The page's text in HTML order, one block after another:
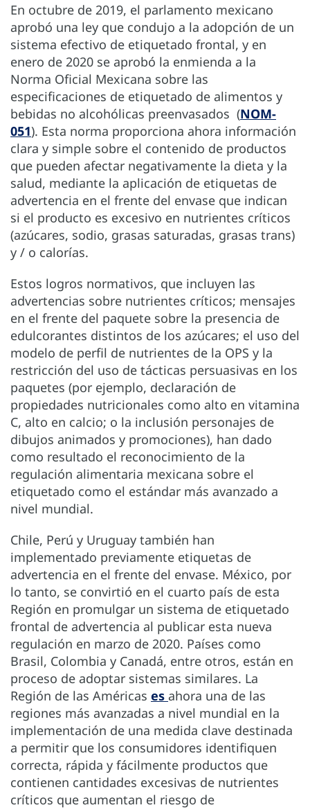
En octubre de 2019, el parlamento mexicano
aprobó una ley que condujo a la adopción de un
sistema efectivo de etiquetado frontal, y en
enero de 2020 se aprobó la enmienda a la
Norma Oficial Mexicana sobre las
especificaciones de etiquetado de alimentos y
bebidas no alcohólicas preenvasados (NOM-
051). Esta norma proporciona ahora información
clara y simple sobre el contenido de productos
que pueden afectar negativamente la dieta y la
salud, mediante la aplicación de etiquetas de
advertencia en el frente del envase que indican
si el producto es excesivo en nutrientes críticos
(azúcares, sodio, grasas saturadas, grasas trans)
y / o calorías.
Estos logros normativos, que incluyen las
advertencias sobre nutrientes críticos; mensajes
en el frente del paquete sobre la presencia de
edulcorantes distintos de los azúcares; el uso del
modelo de perfil de nutrientes de la OPS y la
restricción del uso de tácticas persuasivas en los
paquetes (por ejemplo, declaración de
propiedades nutricionales como alto en vitamina
C, alto en calcio; o la inclusión personajes de
dibujos animados y promociones), han dado
como resultado el reconocimiento de la
regulación alimentaria mexicana sobre el
etiquetado como el estándar más avanzado a
nivel mundial.
Chile, Perú y Uruguay también han
implementado previamente etiquetas de
advertencia en el frente del envase. México, por
lo tanto, se convirtió en el cuarto país de esta
Región en promulgar un sistema de etiquetado
frontal de advertencia al publicar esta nueva
regulación en marzo de 2020. Países como
Brasil, Colombia y Canadá, entre otros, están en
proceso de adoptar sistemas similares. La
Región de las Américas es ahora una de las
regiones más avanzadas a nivel mundial en la
implementación de una medida clave destinada
a permitir que los consumidores identifiquen
correcta, rápida y fácilmente productos que
contienen cantidades excesivas de nutrientes
críticos que aumentan el riesgo de